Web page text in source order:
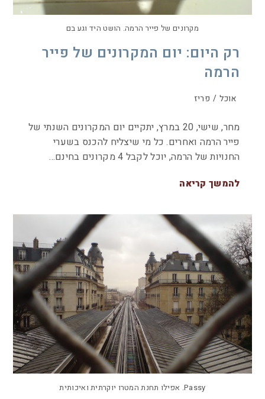
מקרונים של פייר הרמה. הושט היד וגע בם
רק היום: יום המקרונים של פייר
הרמה
אוכל / פריז
מחר, שישי, 20 במרץ, יתקיים יום המקרונים השנתי של
פייר הרמה ואחרים. כל מי שיצליח להכנס בשערי
החנויות של הרמה, יוכל לקבל 4 מקרונים בחינם…
להמשך קריאה
Passy. אפילו תחנת המטרו יוקרתית ואיכותית